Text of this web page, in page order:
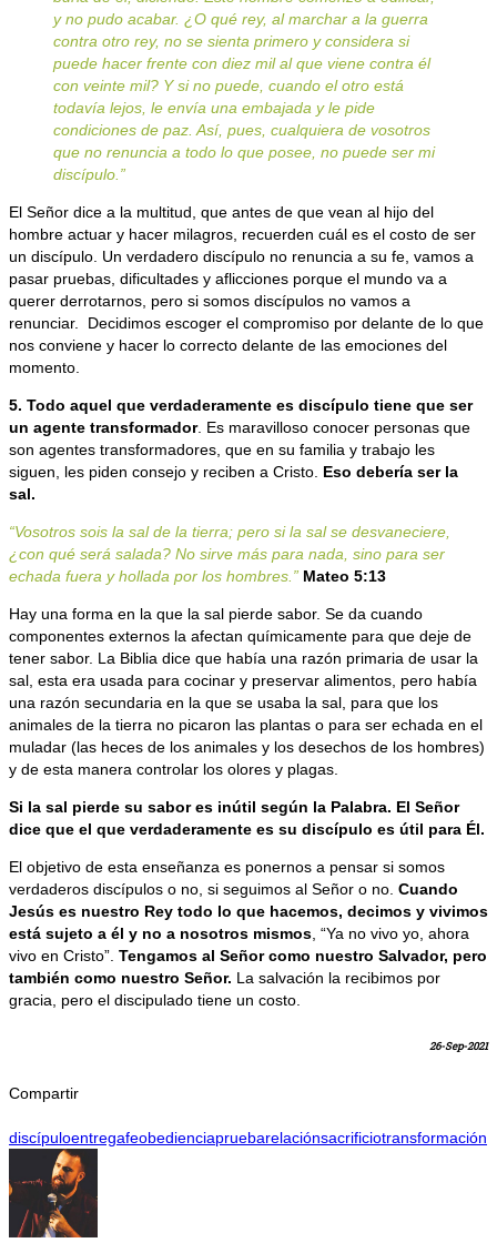
y no pudo acabar. ¿O qué rey, al marchar a la guerra
contra otro rey, no se sienta primero y considera si
puede hacer frente con diez mil al que viene contra él
con veinte mil? Y si no puede, cuando el otro está
todavía lejos, le envía una embajada y le pide
condiciones de paz. Así, pues, cualquiera de vosotros
que no renuncia a todo lo que posee, no puede ser mi
discípulo.”
El Señor dice a la multitud, que antes de que vean al hijo del
hombre actuar y hacer milagros, recuerden cuál es el costo de ser
un discípulo. Un verdadero discípulo no renuncia a su fe, vamos a
pasar pruebas, dificultades y aflicciones porque el mundo va a
querer derrotarnos, pero si somos discípulos no vamos a
renunciar. Decidimos escoger el compromiso por delante de lo que
nos conviene y hacer lo correcto delante de las emociones del
momento.
5. Todo aquel que verdaderamente es discípulo tiene que ser
un agente transformador. Es maravilloso conocer personas que
son agentes transformadores, que en su familia y trabajo les
siguen, les piden consejo y reciben a Cristo. Eso debería ser la
sal.
“Vosotros sois la sal de la tierra; pero si la sal se desvaneciere,
¿con qué será salada? No sirve más para nada, sino para ser
echada fuera y hollada por los hombres.” Mateo 5:13
Hay una forma en la que la sal pierde sabor. Se da cuando
componentes externos la afectan químicamente para que deje de
tener sabor. La Biblia dice que había una razón primaria de usar la
sal, esta era usada para cocinar y preservar alimentos, pero había
una razón secundaria en la que se usaba la sal, para que los
animales de la tierra no picaron las plantas o para ser echada en el
muladar (las heces de los animales y los desechos de los hombres)
y de esta manera controlar los olores y plagas.
Si la sal pierde su sabor es inútil según la Palabra. El Señor
dice que el que verdaderamente es su discípulo es útil para Él.
El objetivo de esta enseñanza es ponernos a pensar si somos
verdaderos discípulos o no, si seguimos al Señor o no. Cuando
Jesús es nuestro Rey todo lo que hacemos, decimos y vivimos
está sujeto a él y no a nosotros mismos, “Ya no vivo yo, ahora
vivo en Cristo”. Tengamos al Señor como nuestro Salvador, pero
también como nuestro Señor. La salvación la recibimos por
gracia, pero el discipulado tiene un costo.
26-Sep-2021
Compartir
discípuloentregafeobedienciapruebarelaciónsacrificiotransformación